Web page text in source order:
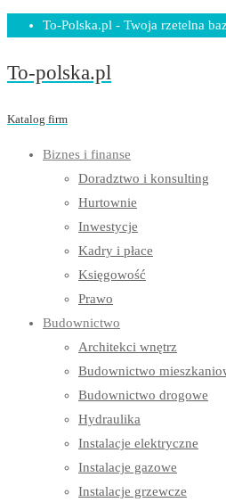
Skip
content
To-Polska.pl - Twoja rzetelna
To-polska.pl
Katalog firm
Biznes i finanse
Doradztwo i konsulting
Hurtownie
Inwestycje
Kadry i płace
Księgowość
Prawo
Budownictwo
Architekci wnętrz
Budownictwo
Budownictwo drogowe
Hydraulika
Instalacje elektryczne
Instalacje gazowe
Instalacje grzewcze